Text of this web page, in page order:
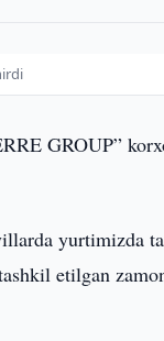
GROUP”
yurtimizda
etilgan